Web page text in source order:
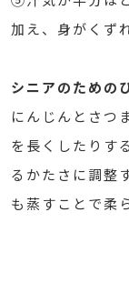
加え、身がくず
シニアのための
にんじんとさつ
を長くしたりす
るかたさに調整
も蒸すことで柔